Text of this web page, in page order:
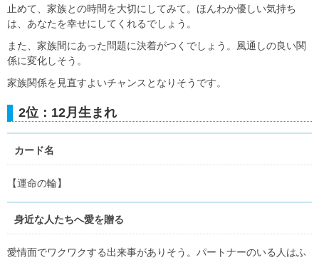
止めて、家族との時間を大切にしてみて。ほんわか優しい気持ち
は、あなたを幸せにしてくれるでしょう。
また、家族間にあった問題に決着がつくでしょう。風通しの良い関
係に変化しそう。
家族関係を見直すよいチャンスとなりそうです。
2位：12月生まれ
カード名
【運命の輪】
身近な人たちへ愛を贈る
愛情面でワクワクする出来事がありそう。パートナーのいる人はふ